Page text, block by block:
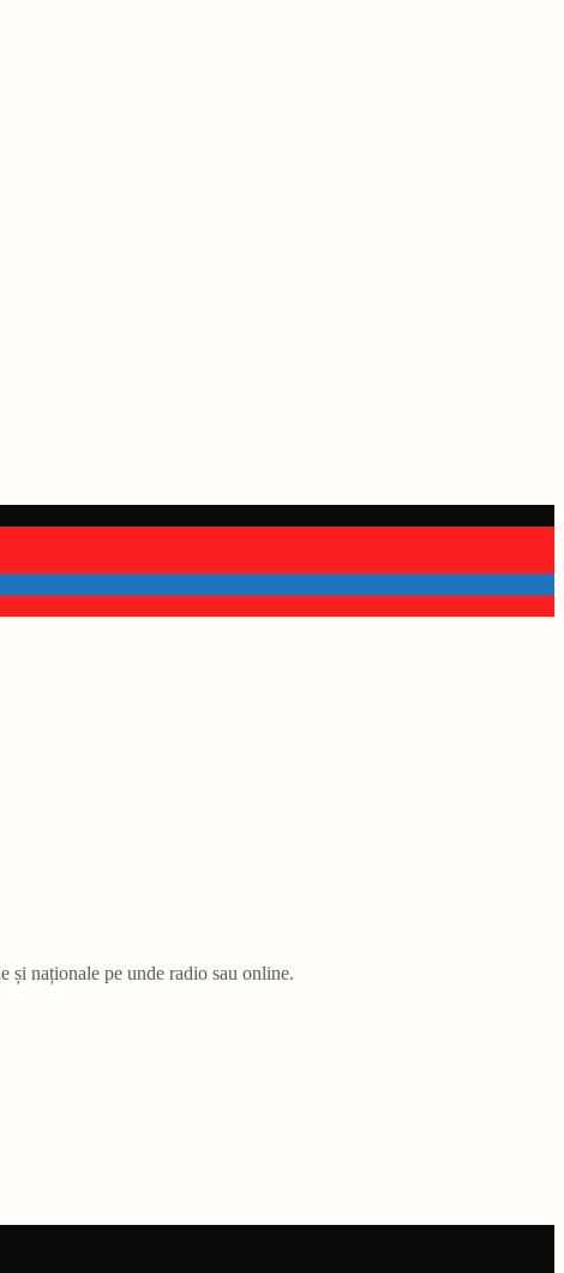
și naționale pe unde radio sau online.